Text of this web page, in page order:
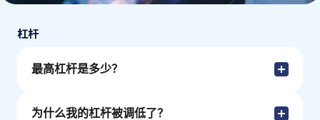
杠杆
最高杠杆是多少？
为什么我的杠杆被调低了？